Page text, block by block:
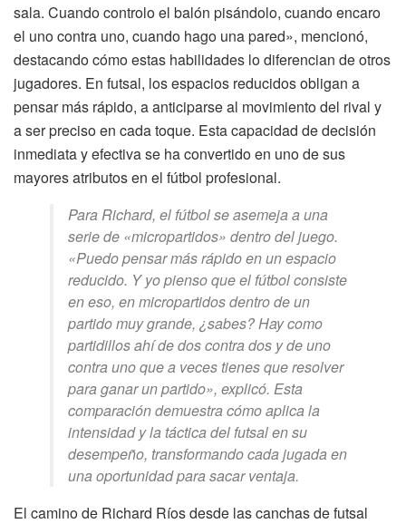
sala. Cuando controlo el balón pisándolo, cuando encaro
el uno contra uno, cuando hago una pared», mencionó,
destacando cómo estas habilidades lo diferencian de otros
jugadores. En futsal, los espacios reducidos obligan a
pensar más rápido, a anticiparse al movimiento del rival y
a ser preciso en cada toque. Esta capacidad de decisión
inmediata y efectiva se ha convertido en uno de sus
mayores atributos en el fútbol profesional.
Para Richard, el fútbol se asemeja a una
serie de «micropartidos» dentro del juego.
«Puedo pensar más rápido en un espacio
reducido. Y yo pienso que el fútbol consiste
en eso, en micropartidos dentro de un
partido muy grande, ¿sabes? Hay como
partidillos ahí de dos contra dos y de uno
contra uno que a veces tienes que resolver
para ganar un partido», explicó. Esta
comparación demuestra cómo aplica la
intensidad y la táctica del futsal en su
desempeño, transformando cada jugada en
una oportunidad para sacar ventaja.
El camino de Richard Ríos desde las canchas de futsal